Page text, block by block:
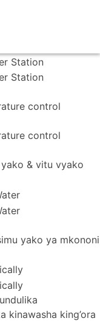
& vitu vyako
yako ya mkononi
kinawasha king’ora